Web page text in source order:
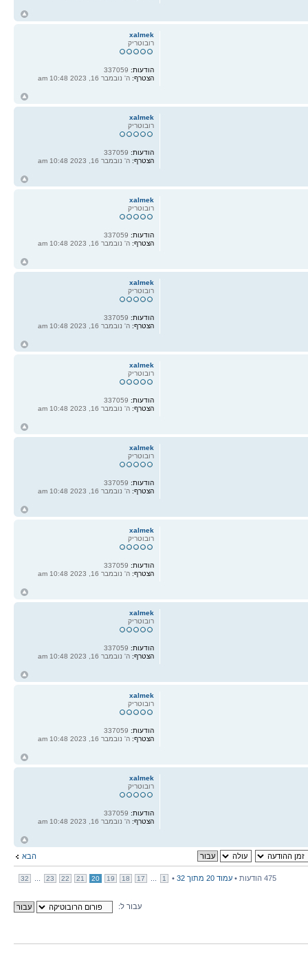
xalmek
רובוטריק
הודעות:337059
הצטרף:ה' נובמבר 16, 2023 10:48 am
xalmek
רובוטריק
הודעות:
הצטרף: ה' נובמבר 16, 2023 10:48 am
xalmek
רובוטריק
הודעות:337059
הצטרף:ה' נובמבר 16, 2023 10:48 am
xalmek
רובוטריק
הודעות:
הצטרף: ה' נובמבר 16, 2023 10:48 am
xalmek
רובוטריק
הודעות:337059
הצטרף:ה' נובמבר 16, 2023 10:48 am
xalmek
רובוטריק
הודעות:
הצטרף: ה' נובמבר 16, 2023 10:48 am
xalmek
רובוטריק
הודעות:337059
הצטרף:ה' נובמבר 16, 2023 10:48 am
xalmek
רובוטריק
הודעות:
הצטרף: ה' נובמבר 16, 2023 10:48 am
xalmek
רובוטריק
הודעות:337059
הצטרף:ה' נובמבר 16, 2023 10:48 am
xalmek
רובוטריק
הודעות:
הצטרף: ה' נובמבר 16, 2023 10:48 am
הבא
475 הודעות • עמוד 20 מתוך 32
•
1
17
18
19
20
21
22
23
32
עבור ל: